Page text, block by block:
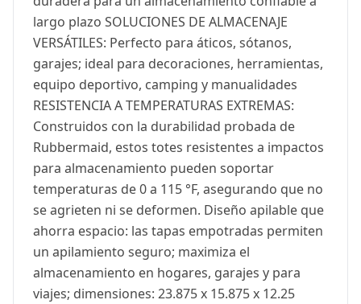
largo plazo SOLUCIONES DE ALMACENAJE
VERSÁTILES: Perfecto para áticos, sótanos,
garajes; ideal para decoraciones, herramientas,
equipo deportivo, camping y manualidades
RESISTENCIA A TEMPERATURAS EXTREMAS:
Construidos con la durabilidad probada de
Rubbermaid, estos totes resistentes a impactos
para almacenamiento pueden soportar
temperaturas de 0 a 115 °F, asegurando que no
se agrieten ni se deformen. Diseño apilable que
ahorra espacio: las tapas empotradas permiten
un apilamiento seguro; maximiza el
almacenamiento en hogares, garajes y para
viajes; dimensiones: 23.875 x 15.875 x 12.25